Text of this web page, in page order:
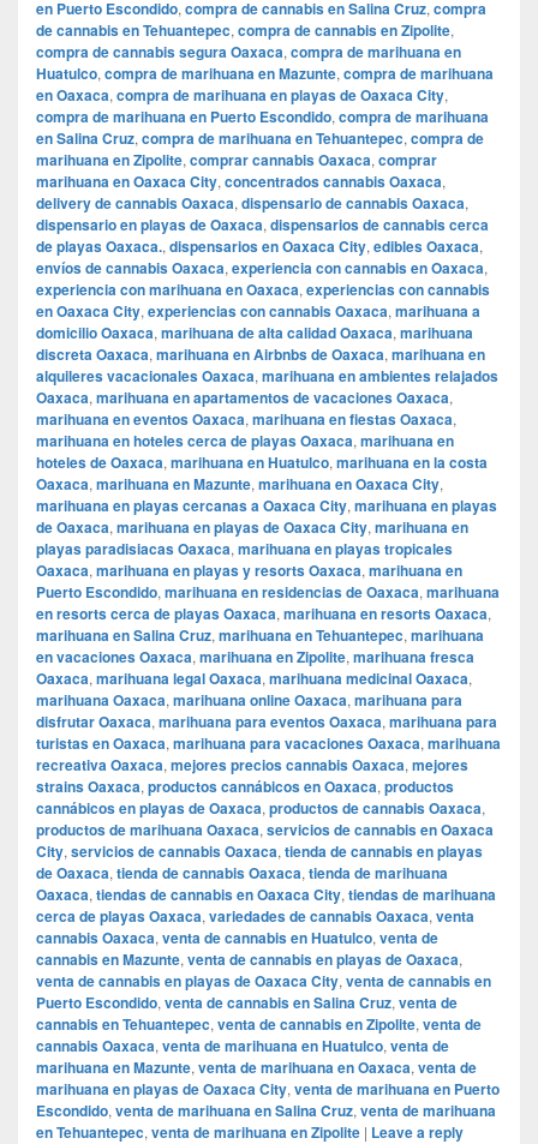
en Puerto Escondido, compra de cannabis en Salina Cruz, compra
de cannabis en Tehuantepec, compra de cannabis en Zipolite,
compra de cannabis segura Oaxaca, compra de marihuana en
Huatulco, compra de marihuana en Mazunte, compra de marihuana
en Oaxaca, compra de marihuana en playas de Oaxaca City,
compra de marihuana en Puerto Escondido, compra de marihuana
en Salina Cruz, compra de marihuana en Tehuantepec, compra de
marihuana en Zipolite, comprar cannabis Oaxaca, comprar
marihuana en Oaxaca City, concentrados cannabis Oaxaca,
delivery de cannabis Oaxaca, dispensario de cannabis Oaxaca,
dispensario en playas de Oaxaca, dispensarios de cannabis cerca
de playas Oaxaca., dispensarios en Oaxaca City, edibles Oaxaca,
envíos de cannabis Oaxaca, experiencia con cannabis en Oaxaca,
experiencia con marihuana en Oaxaca, experiencias con cannabis
en Oaxaca City, experiencias con cannabis Oaxaca, marihuana a
domicilio Oaxaca, marihuana de alta calidad Oaxaca, marihuana
discreta Oaxaca, marihuana en Airbnbs de Oaxaca, marihuana en
alquileres vacacionales Oaxaca, marihuana en ambientes relajados
Oaxaca, marihuana en apartamentos de vacaciones Oaxaca,
marihuana en eventos Oaxaca, marihuana en fiestas Oaxaca,
marihuana en hoteles cerca de playas Oaxaca, marihuana en
hoteles de Oaxaca, marihuana en Huatulco, marihuana en la costa
Oaxaca, marihuana en Mazunte, marihuana en Oaxaca City,
marihuana en playas cercanas a Oaxaca City, marihuana en playas
de Oaxaca, marihuana en playas de Oaxaca City, marihuana en
playas paradisiacas Oaxaca, marihuana en playas tropicales
Oaxaca, marihuana en playas y resorts Oaxaca, marihuana en
Puerto Escondido, marihuana en residencias de Oaxaca, marihuana
en resorts cerca de playas Oaxaca, marihuana en resorts Oaxaca,
marihuana en Salina Cruz, marihuana en Tehuantepec, marihuana
en vacaciones Oaxaca, marihuana en Zipolite, marihuana fresca
Oaxaca, marihuana legal Oaxaca, marihuana medicinal Oaxaca,
marihuana Oaxaca, marihuana online Oaxaca, marihuana para
disfrutar Oaxaca, marihuana para eventos Oaxaca, marihuana para
turistas en Oaxaca, marihuana para vacaciones Oaxaca, marihuana
recreativa Oaxaca, mejores precios cannabis Oaxaca, mejores
strains Oaxaca, productos cannábicos en Oaxaca, productos
cannábicos en playas de Oaxaca, productos de cannabis Oaxaca,
productos de marihuana Oaxaca, servicios de cannabis en Oaxaca
City, servicios de cannabis Oaxaca, tienda de cannabis en playas
de Oaxaca, tienda de cannabis Oaxaca, tienda de marihuana
Oaxaca, tiendas de cannabis en Oaxaca City, tiendas de marihuana
cerca de playas Oaxaca, variedades de cannabis Oaxaca, venta
cannabis Oaxaca, venta de cannabis en Huatulco, venta de
cannabis en Mazunte, venta de cannabis en playas de Oaxaca,
venta de cannabis en playas de Oaxaca City, venta de cannabis en
Puerto Escondido, venta de cannabis en Salina Cruz, venta de
cannabis en Tehuantepec, venta de cannabis en Zipolite, venta de
cannabis Oaxaca, venta de marihuana en Huatulco, venta de
marihuana en Mazunte, venta de marihuana en Oaxaca, venta de
marihuana en playas de Oaxaca City, venta de marihuana en Puerto
Escondido, venta de marihuana en Salina Cruz, venta de marihuana
en Tehuantepec, venta de marihuana en Zipolite | Leave a reply